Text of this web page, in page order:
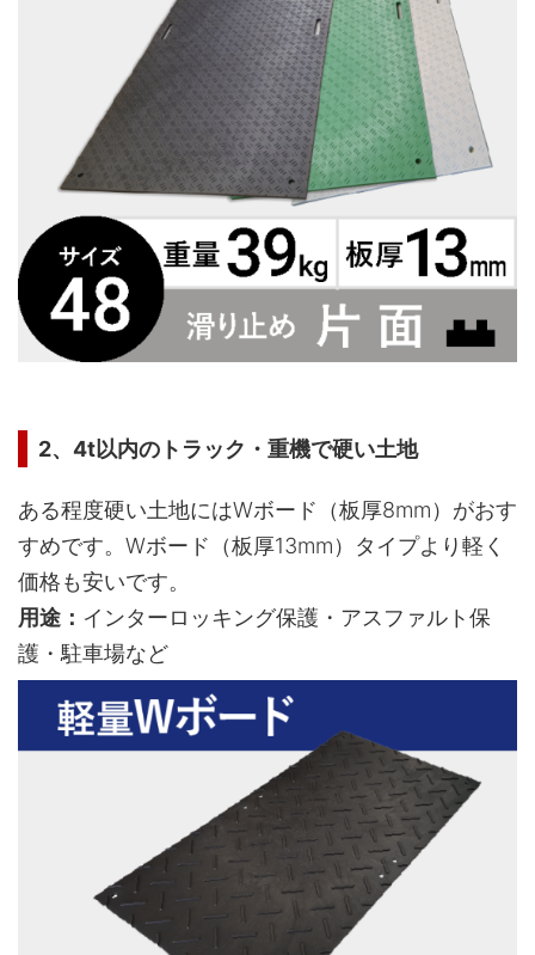
2、4t以内のトラック・重機で硬い土地
ある程度硬い土地にはWボード（板厚8mm）がおす
すめです。Wボード（板厚13mm）タイプより軽く
価格も安いです。
用途： インターロッキング保護・アスファルト保
護・駐車場など